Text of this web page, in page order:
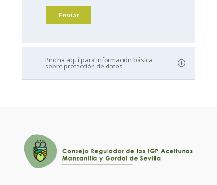
Pincha aquí para información básica
sobre protección de datos